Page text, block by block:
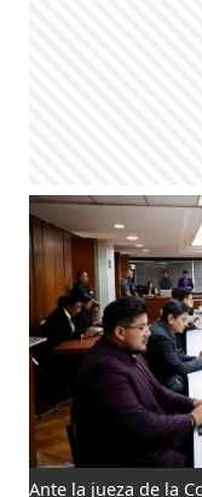
Ante la jueza de la